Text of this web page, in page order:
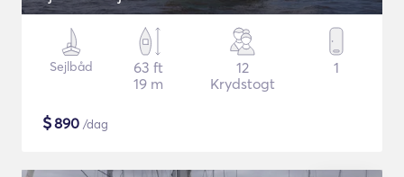
Sejlbåd
63 ft
19 m
12
Krydstogt
1
$890 /dag